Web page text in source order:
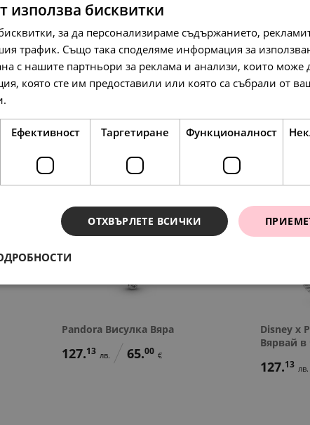
Pandora Висулка Ръката на
Фатима
Pandora
53
Pandora Висулка Вяра
127.13 лв. 65.00 €
Disney x
Вярвай в
127.13 лв.
използва бисквитки
за да персонализираме съдържанието,
трафик. Също така споделяме информация за
с нашите партньори за реклама и анализи, които може
която сте им предоставили или която са събрали от
Ефективност Таргетиране Функционалност
ОТХВЪРЛЕТЕ ВСИЧКИ